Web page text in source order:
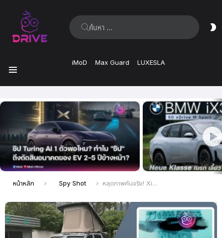
ค้นหา:
iMoD Max Guard LUXESLA
ล่าสุด
คุณอยู่ที่นี่:
หน้าหลัก Spy Shot หลุดภาพคันจริง! Xiaomi Sky Nomad N90 เอสยูวีไซส์ยักษ์คันแรกของค่าย มาพร้อมเต็นท์บนหลังคาเอาใจสายแคมป์